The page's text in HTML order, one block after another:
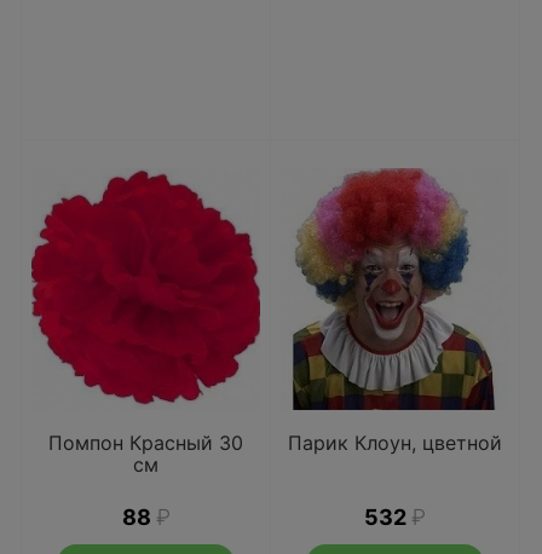
Помпон Красный 30
см
88 ₽
Парик Клоун, цветной
532 ₽